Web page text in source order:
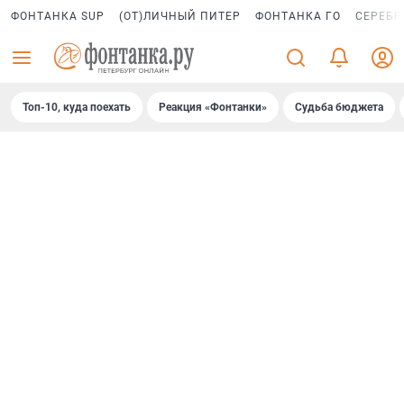
ФОНТАНКА SUP (ОТ)ЛИЧНЫЙ ПИТЕР ФОНТАНКА ГО
Топ-10, куда поехать Реакция «Фонтанки» Судьба бюджета